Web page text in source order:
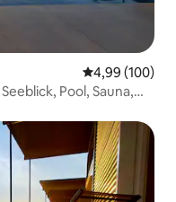
4,99 (100)
Pool, Sauna,